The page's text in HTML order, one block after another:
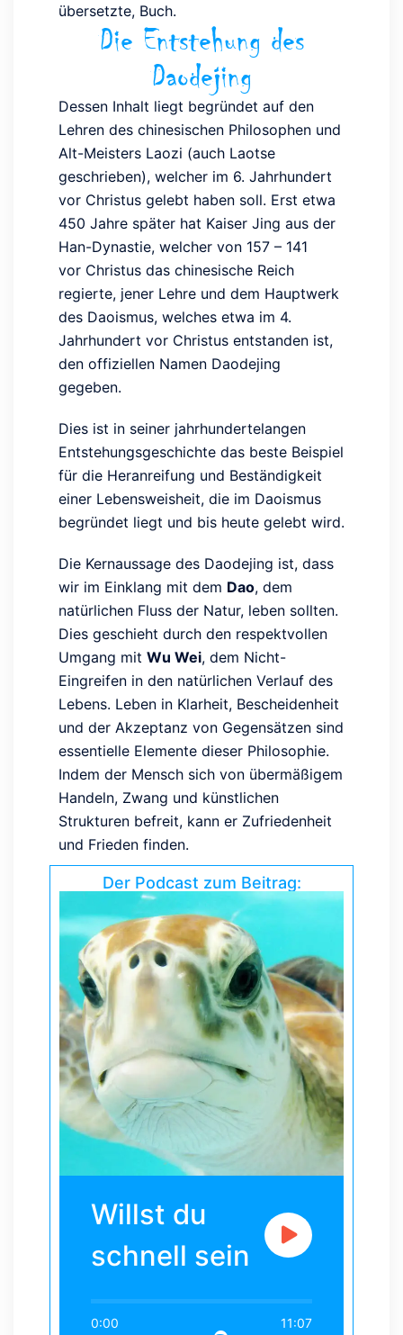
übersetzte, Buch.
Die Entstehung des
Daodejing
Dessen Inhalt liegt begründet auf den
Lehren des chinesischen Philosophen und
Alt-Meisters Laozi (auch Laotse
geschrieben), welcher im 6. Jahrhundert
vor Christus gelebt haben soll. Erst etwa
450 Jahre später hat Kaiser Jing aus der
Han-Dynastie, welcher von 157 – 141
vor Christus das chinesische Reich
regierte, jener Lehre und dem Hauptwerk
des Daoismus, welches etwa im 4.
Jahrhundert vor Christus entstanden ist,
den offiziellen Namen Daodejing
gegeben.
Dies ist in seiner jahrhundertelangen
Entstehungsgeschichte das beste Beispiel
für die Heranreifung und Beständigkeit
einer Lebensweisheit, die im Daoismus
begründet liegt und bis heute gelebt wird.
Die Kernaussage des Daodejing ist, dass
wir im Einklang mit dem Dao, dem
natürlichen Fluss der Natur, leben sollten.
Dies geschieht durch den respektvollen
Umgang mit Wu Wei, dem Nicht-
Eingreifen in den natürlichen Verlauf des
Lebens. Leben in Klarheit, Bescheidenheit
und der Akzeptanz von Gegensätzen sind
essentielle Elemente dieser Philosophie.
Indem der Mensch sich von übermäßigem
Handeln, Zwang und künstlichen
Strukturen befreit, kann er Zufriedenheit
und Frieden finden.
Der Podcast zum Beitrag:
Willst du
schnell sein
0:00 11:07